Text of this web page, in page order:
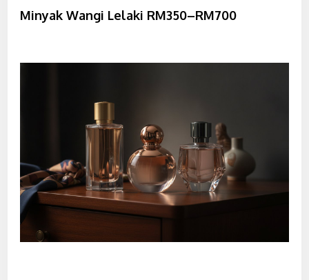
Minyak Wangi Lelaki RM350–RM700